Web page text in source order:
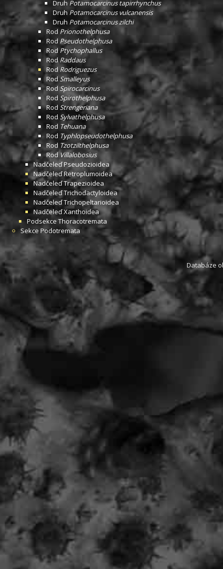
Druh Potamocarcinus tapirrhynchus
DruhPotamocarcinus vulcanensis
Druh Potamocarcinus zilchi
Rod Prionothelphusa
Rod Pseudothelphusa
Rod Ptychophallus
RodRaddaus
Rod Rodriguezus
RodSmalleyus
RodSpirocarcinus
Rod Spirothelphusa
Rod Strengeriana
Rod Sylvathelphusa
Rod Tehuana
Rod Typhlopseudothelphusa
Rod Tzotzilthelphusa
Rod Villalobosius
NadčeleďPseudozioidea
NadčeleďRetroplumoidea
NadčeleďTrapezioidea
NadčeleďTrichodactyloidea
NadčeleďTrichopeltarioidea
NadčeleďXanthoidea
Podsekce Thoracotremata
Sekce Podotremata
Databáze